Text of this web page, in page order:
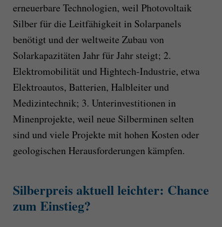
erneuerbare Technologien, weil Photovoltaik
Silber für die Leitfähigkeit in Solarpanels
benötigt und der weltweite Zubau von
Solarkapazitäten Jahr für Jahr steigt; 2.
Elektromobilität und Hightech-Industrie, etwa
Elektroautos, Batterien, Halbleiter und
Medizintechnik; 3. Unterinvestitionen in
Minenprojekte, weil neue Silberminen selten
sind und viele Projekte mit hohen Kosten oder
geologischen Herausforderungen kämpfen.
Silberpreis aktuell leichter: Chance
zum Einstieg?